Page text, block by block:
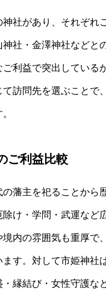
社があり、それぞれ
神社・金澤神社などと
利益で突出している
訪問先を選ぶことで
ご利益比較
の藩主を祀ることから
け・学問・武運など
境内の雰囲気も重厚で
ます。対して市姫神社
縁結び・女性守護な